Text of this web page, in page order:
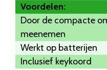
Voordelen:
Door de compacte
meenemen
Werkt op batterijen
Inclusief keykoord